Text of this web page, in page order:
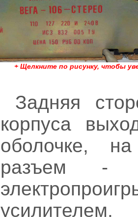
+ Щелкните по рисунку, чтобы
Задняя
корпуса
оболочке,
разъем -